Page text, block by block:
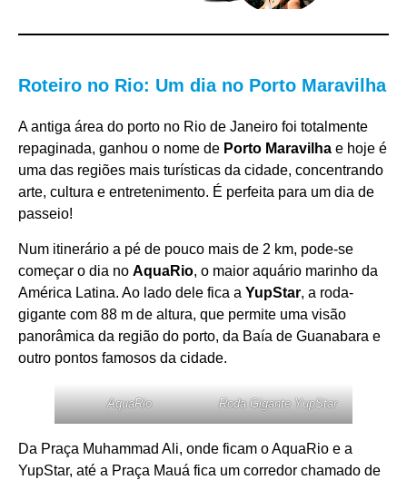
Roteiro no Rio: Um dia no Porto Maravilha
A antiga área do porto no Rio de Janeiro foi totalmente
repaginada, ganhou o nome de Porto Maravilha e hoje é
uma das regiões mais turísticas da cidade, concentrando
arte, cultura e entretenimento. É perfeita para um dia de
passeio!
Num itinerário a pé de pouco mais de 2 km, pode-se
começar o dia no AquaRio, o maior aquário marinho da
América Latina. Ao lado dele fica a YupStar, a roda-
gigante com 88 m de altura, que permite uma visão
panorâmica da região do porto, da Baía de Guanabara e
outro pontos famosos da cidade.
AquaRio Roda Gigante YupStar
Da Praça Muhammad Ali, onde ficam o AquaRio e a
YupStar, até a Praça Mauá fica um corredor chamado de